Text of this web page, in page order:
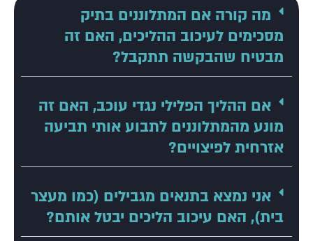
מה קורה אם המתלוננים בתיק
מסכימים לעיכוב ההליכים, האם זה
מבטיח שהבקשה תתקבל?
אם ההליך הפלילי נגדי עוכב, האם זה
מונע מהמתלוננים לתבוע אותי תביעה
אזרחית לפיצויים?
אני נמצא בתנאים מגבילים (כמו מעצר
בית), האם עיכוב הליכים יבטל אותם?